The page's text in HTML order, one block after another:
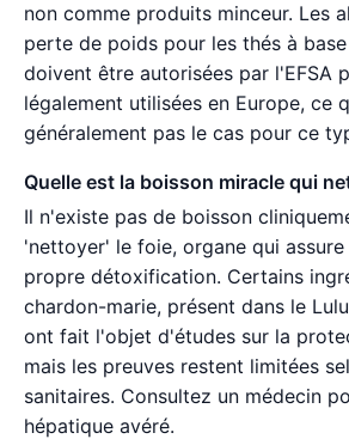
non comme produits minceur. Les
perte de poids pour les thés à
doivent être autorisées par l'EFSA
légalement utilisées en Europe, ce
généralement pas le cas pour ce
Quelle est la boisson miracle qui
Il n'existe pas de boisson
'nettoyer' le foie, organe qui assure
propre détoxification. Certains
chardon-marie, présent dans le
ont fait l'objet d'études sur la
mais les preuves restent limitées
sanitaires. Consultez un médecin
hépatique avéré.